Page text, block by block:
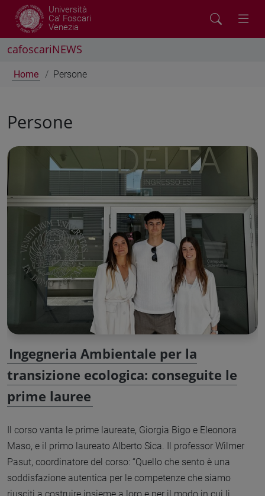
Università
Ca' Foscari
Venezia
cafoscariNEWS
Home Persone
Persone
Ingegneria Ambientale per la
transizione ecologica: conseguite le
prime lauree
Il corso vanta le prime laureate, Giorgia Bigo e Eleonora
Maso, e il primo laureato Alberto Sica. Il professor Wilmer
Pasut, coordinatore del corso: “Quello che sento è una
soddisfazione autentica per le competenze che siamo
riusciti a costruire insieme a loro e per il modo in cui li